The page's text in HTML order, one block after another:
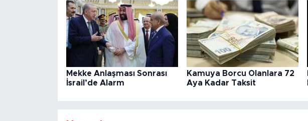
Mekke Anlaşması Sonrası
İsrail’de Alarm
Kamuya Borcu Olanlara 72
Aya Kadar Taksit